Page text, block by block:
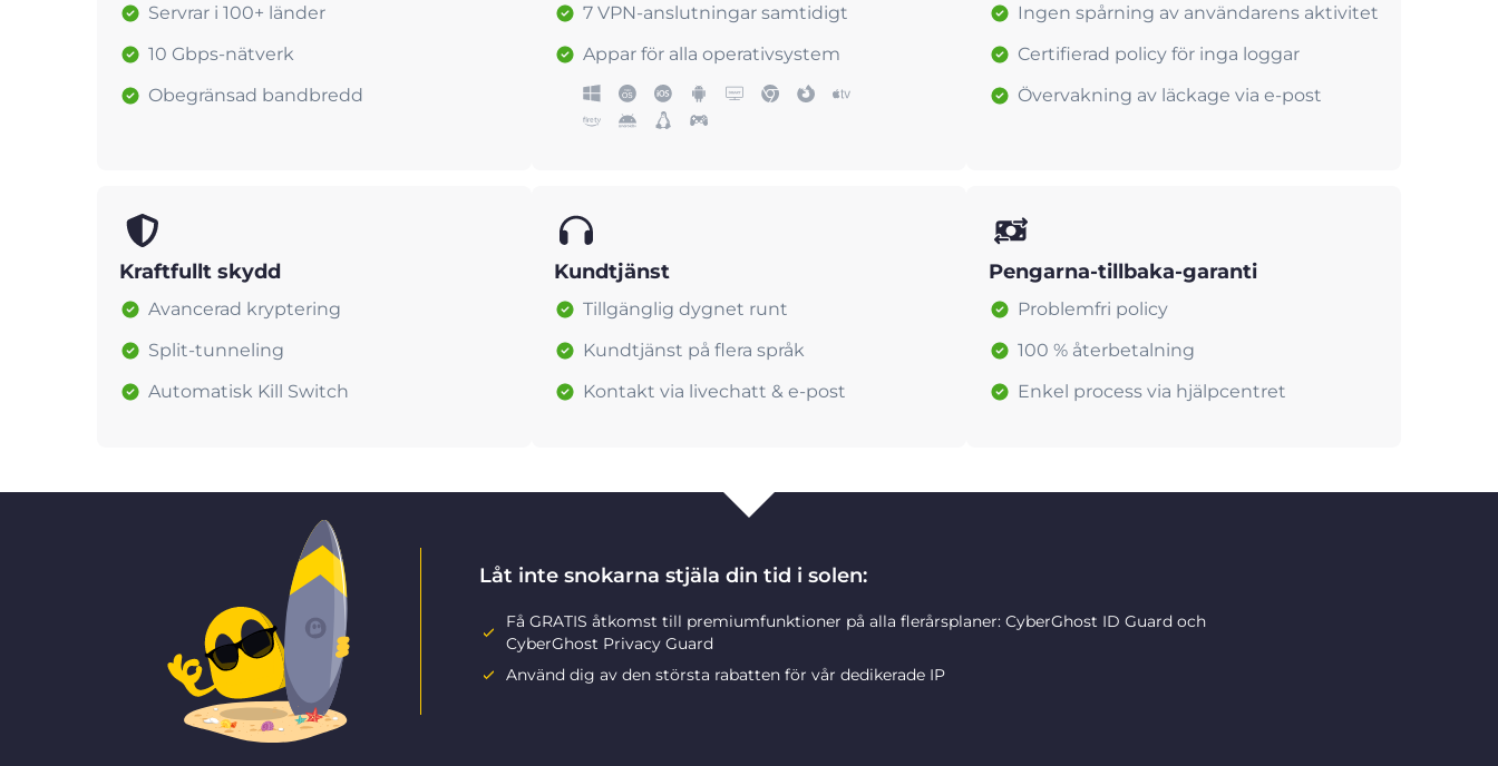
Servrar i 100+ länder
10 Gbps-nätverk
Obegränsad bandbredd
7 VPN-anslutningar samtidigt
Appar för alla operativsystem
Ingen spårning av användarens aktivitet
Certifierad policy för inga loggar
Övervakning av läckage via e-post
Kraftfullt skydd
Avancerad kryptering
Split-tunneling
Automatisk Kill Switch
Kundtjänst
Tillgänglig dygnet runt
Kundtjänst på flera språk
Kontakt via livechatt & e-post
Pengarna-tillbaka-garanti
Problemfri policy
100 % återbetalning
Enkel process via hjälpcentret
Låt inte snokarna stjäla din tid i solen:
Få GRATIS åtkomst till premiumfunktioner på alla flerårsplaner: CyberGhost ID Guard och
CyberGhost Privacy Guard
Använd dig av den största rabatten för vår dedikerade IP